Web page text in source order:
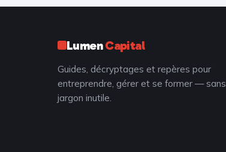
LumenCapital
Guides, décryptages et repères pour
entreprendre, gérer et se former — sans
jargon inutile.